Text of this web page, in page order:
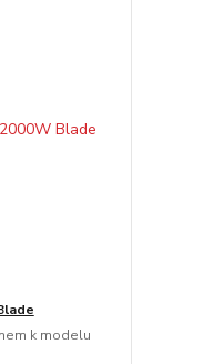
k modelu